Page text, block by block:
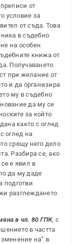
от
условие за
от съда. Това
в съдебно
на особен
книжа от
Получаването
при желание от
и да организира
му в съдебно
да му се
за който
както с оглед
оглед на
срещу него дело
Разбира се, ако
е явил в
да му даде
подготви
разглеждането
в чл. 80 ГПК, с
в частта
на” в